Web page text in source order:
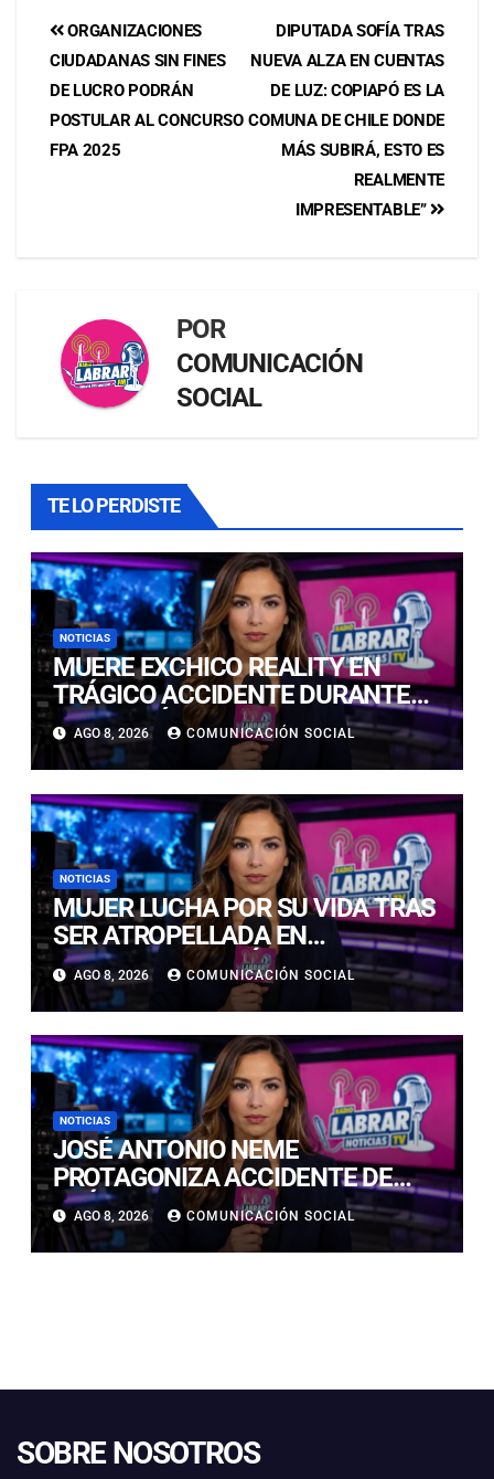
DIPUTADA SOFÍA TRAS
NUEVA ALZA EN CUENTAS
DE LUZ: COPIAPÓ ES LA
COMUNA DE CHILE DONDE
MÁS SUBIRÁ, ESTO ES
REALMENTE
IMPRESENTABLE”
ORGANIZACIONES
CIUDADANAS SIN FINES
DE LUCRO PODRÁN
POSTULAR AL CONCURSO
FPA 2025
POR
COMUNICACIÓN
SOCIAL
TE LO PERDISTE
NOTICIAS
MUERE EXCHICO REALITY EN
TRÁGICO ACCIDENTE DURANTE
GRABACIÓN DE UN COMERCIAL
EN EUROPA
AGO 8, 2026 COMUNICACIÓN SOCIAL
NOTICIAS
MUJER LUCHA POR SU VIDA TRAS
SER ATROPELLADA EN
CALIFORNIA: VEHÍCULO ERA
CONDUCIDO POR DOS HERMANOS
DE 4 Y 7 AÑOS
AGO 8, 2026 COMUNICACIÓN SOCIAL
NOTICIAS
JOSÉ ANTONIO NEME
PROTAGONIZA ACCIDENTE DE
TRÁNSITO EN LAS CONDES
AGO 8, 2026 COMUNICACIÓN SOCIAL
SOBRE NOSOTROS